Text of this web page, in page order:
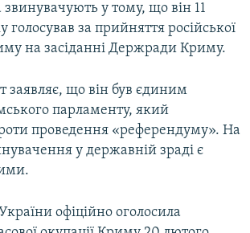
у тому, що він 11
голосував за прийняття російської
на засіданні Держради Криму.
заявляє, що він був єдиним
парламенту, який
проведення «референдуму». На
у державній зраді є
офіційно оголосила